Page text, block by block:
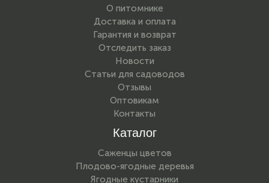
О питомнике
Доставка и оплата
Гарантия и возврат
Отследить заказ
Новости
Статьи для садоводов
Отзывы
Оптовикам
Контакты
Каталог
Саженцы цветов
Плодово-ягодные деревья
Ягодные кустарники